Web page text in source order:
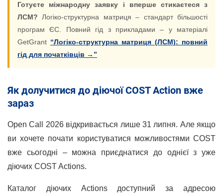
Готуєте міжнародну заявку і вперше стикаєтеся з
ЛСМ? Логіко-структурна матриця – стандарт більшості
програм ЄС. Повний гід з прикладами – у матеріалі
GetGrant “Логіко-структурна матриця (ЛСМ): повний
гід для початківців →”
Як долучитися до діючої COST Action вже
зараз
Open Call 2026 відкривається лише 31 липня. Але якщо
ви хочете почати користуватися можливостями COST
вже сьогодні – можна приєднатися до однієї з уже
діючих COST Actions.
Каталог діючих Actions доступний за адресою